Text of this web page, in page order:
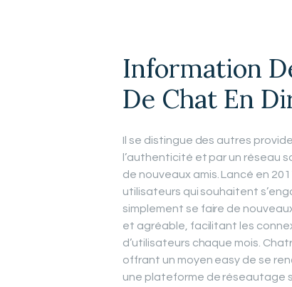
Information
De Chat En
Il se distingue des autres
l’authenticité et par un réseau
de nouveaux amis. Lancé en
utilisateurs qui souhaitent
simplement se faire de
et agréable, facilitant les
d’utilisateurs chaque mois.
offrant un moyen easy de se
une plateforme de réseautage